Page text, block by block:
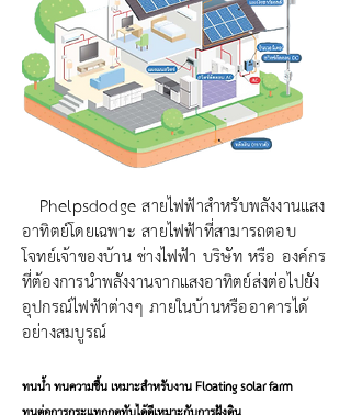
Phelpsdodge สายไฟฟ้าสำหรับพลังงานแสง
อาทิตย์โดยเฉพาะ สายไฟฟ้าที่สามารถตอบ
โจทย์เจ้าของบ้าน ช่างไฟฟ้า บริษัท หรือ องค์กร
ที่ต้องการนำพลังงานจากแสงอาทิตย์ส่งต่อไปยัง
อุปกรณ์ไฟฟ้าต่างๆ ภายในบ้านหรืออาคารได้
อย่างสมบูรณ์
ทนน้ำ ทนความชื้น เหมาะสำหรับงาน Floating solar farm
ทนต่อการกระแทกกดทับได้ดีเหมาะกับการฝังดิน